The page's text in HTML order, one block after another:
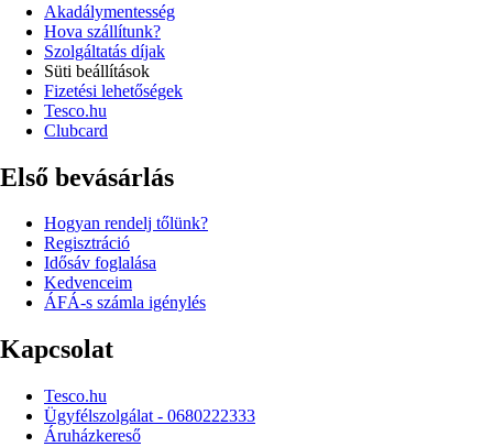
Akadálymentesség
Hova szállítunk?
Szolgáltatás díjak
Süti beállítások
Fizetési lehetőségek
Tesco.hu
Clubcard
Első bevásárlás
Hogyan rendelj tőlünk?
Regisztráció
Idősáv foglalása
Kedvenceim
ÁFÁ-s számla igénylés
Kapcsolat
Tesco.hu
Ügyfélszolgálat - 0680222333
Áruházkereső